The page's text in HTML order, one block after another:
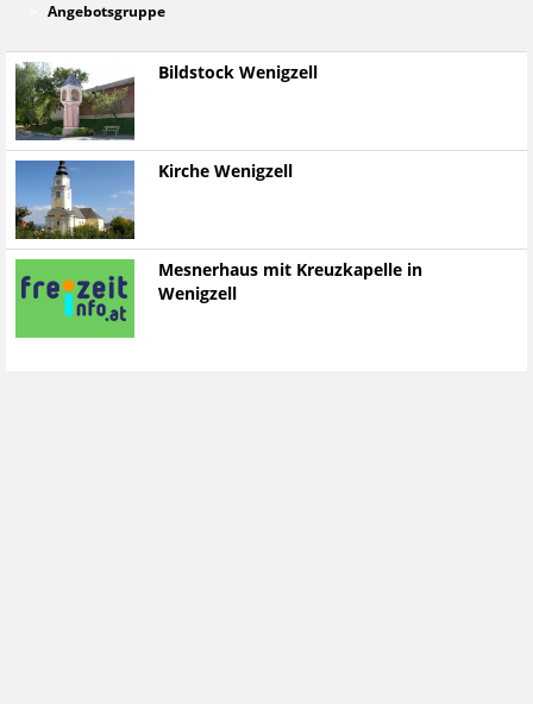
Angebotsgruppe
Bildstock Wenigzell
Kirche Wenigzell
Mesnerhaus mit Kreuzkapelle in
Wenigzell